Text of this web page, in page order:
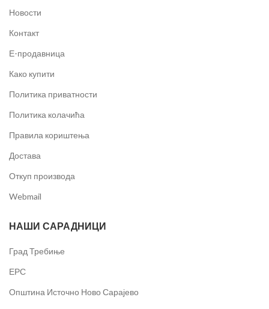
Новости
Контакт
Е-продавница
Како купити
Политика приватности
Политика колачића
Правила кориштења
Достава
Откуп производа
Webmail
НАШИ САРАДНИЦИ
Град Требиње
ЕРС
Општина Источно Ново Сарајево